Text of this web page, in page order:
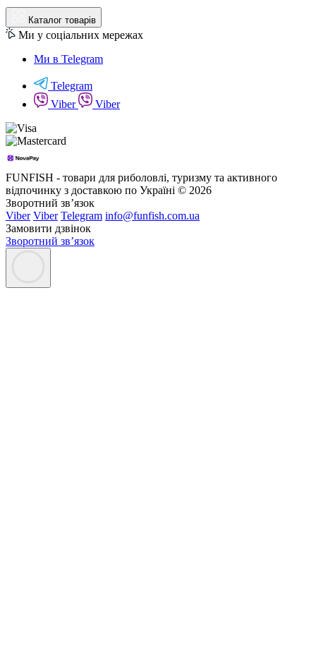
Каталог товарів
Ми у соціальних мережах
Ми в Telegram
Telegram
Viber
Viber
FUNFISH - товари для риболовлі, туризму та активного
відпочинку з доставкою по Україні © 2026
Зворотний зв’язок
Viber Viber Telegram info@funfish.com.ua
Замовити дзвінок
Зворотний зв’язок